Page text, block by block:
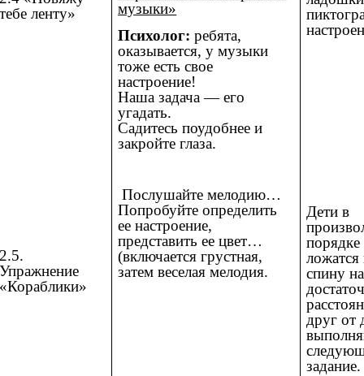
тебе ленту»
2.5.
Упражнение
«Кораблики»
музыки»
Психолог: ребята,
оказывается, у музыки
тоже есть свое
настроение!
Наша задача — его
угадать.
Садитесь поудобнее и
закройте глаза.
Послушайте мелодию…
Попробуйте определить
ее настроение,
представить ее цвет…
(включается грустная,
затем веселая мелодия.
Дети в
порядке
ложатся
спину на
друг от
задание.